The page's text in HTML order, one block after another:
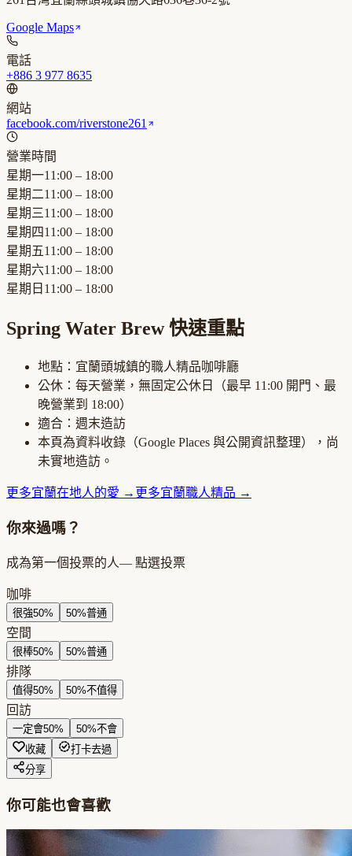
Google Maps
電話
+886 3 977 8635
網站
facebook.com/riverstone261
營業時間
星期一11:00 – 18:00
星期二11:00 – 18:00
星期三11:00 – 18:00
星期四11:00 – 18:00
星期五11:00 – 18:00
星期六11:00 – 18:00
星期日 11:00 – 18:00
Spring Water Brew快速重點
地點： 宜蘭頭城鎮的職人精品咖啡廳
公休： 每天營業，無固定公休日 （最早 11:00 開門、最
晚營業到 18:00）
適合： 週末造訪
本頁為資料收錄（Google Places 與公開資訊整理），尚
未實地造訪。
更多宜蘭在地人的愛 → 更多宜蘭職人精品 →
你來過嗎？
成為第一個投票的人— 點選投票
咖啡
很強50% 50%普通
空間
很棒50% 50%普通
排隊
值得50% 50%不值得
回訪
一定會50% 50%不會
收藏
打卡去過
分享
你可能也會喜歡